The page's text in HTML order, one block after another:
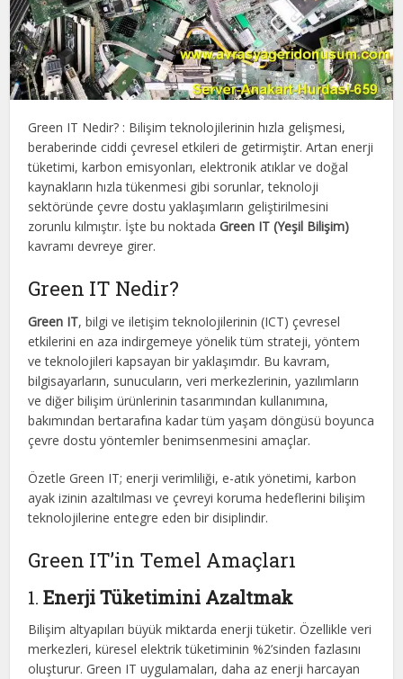
Green IT Nedir? : Bilişim teknolojilerinin hızla gelişmesi,
beraberinde ciddi çevresel etkileri de getirmiştir. Artan enerji
tüketimi, karbon emisyonları, elektronik atıklar ve doğal
kaynakların hızla tükenmesi gibi sorunlar, teknoloji
sektöründe çevre dostu yaklaşımların geliştirilmesini
zorunlu kılmıştır. İşte bu noktadaGreen IT (Yeşil Bilişim)
kavramı devreye girer.
Green IT Nedir?
Green IT, bilgi ve iletişim teknolojilerinin (ICT) çevresel
etkilerini en aza indirgemeye yönelik tüm strateji, yöntem
ve teknolojileri kapsayan bir yaklaşımdır. Bu kavram,
bilgisayarların, sunucuların, veri merkezlerinin, yazılımların
ve diğer bilişim ürünlerinin tasarımından kullanımına,
bakımından bertarafına kadar tüm yaşam döngüsü boyunca
çevre dostu yöntemler benimsenmesini amaçlar.
Özetle Green IT; enerji verimliliği, e-atık yönetimi, karbon
ayak izinin azaltılması ve çevreyi koruma hedeflerini bilişim
teknolojilerine entegre eden bir disiplindir.
Green IT’in Temel Amaçları
1.Enerji Tüketimini Azaltmak
Bilişim altyapıları büyük miktarda enerji tüketir. Özellikle veri
merkezleri, küresel elektrik tüketiminin %2’sinden fazlasını
oluşturur. Green IT uygulamaları, daha az enerji harcayan